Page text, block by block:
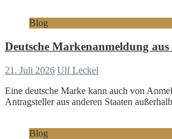
Blog
Deutsche Markenanmeldung
21. Juli 2026 Ulf Leckel
Eine deutsche Marke kann auch von
Antragsteller aus anderen Staaten
Blog